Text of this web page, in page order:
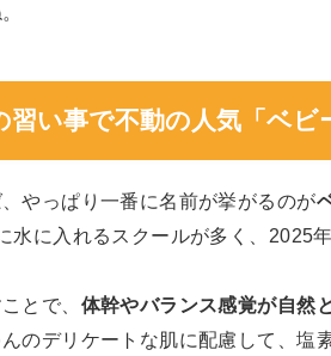
い事で不動の人気「ベビ
やっぱり一番に名前が挙がるのが
水に入れるスクールが多く、2025
とで、 体幹やバランス感覚が自然
のデリケートな肌に配慮して、塩